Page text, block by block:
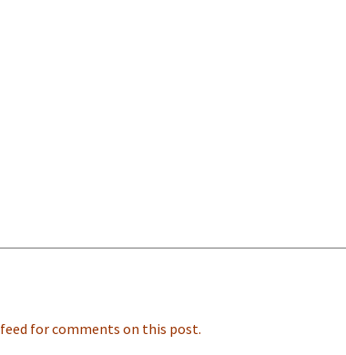
feed for comments on this post.